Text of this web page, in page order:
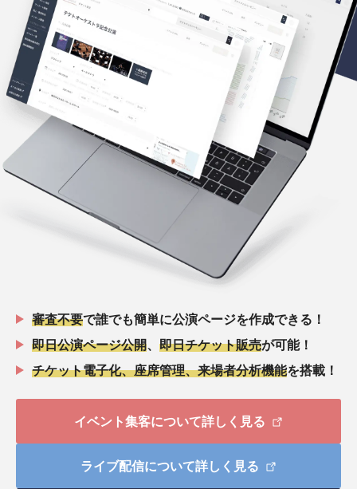
審査不要で誰でも簡単に公演ページを作成できる！
即日公演ページ公開
即日チケット販売が可能！
チケット電子化、座席管理、来場者分析機能を搭載！
イベント集客について詳しく見る
ライブ配信について詳しく見る